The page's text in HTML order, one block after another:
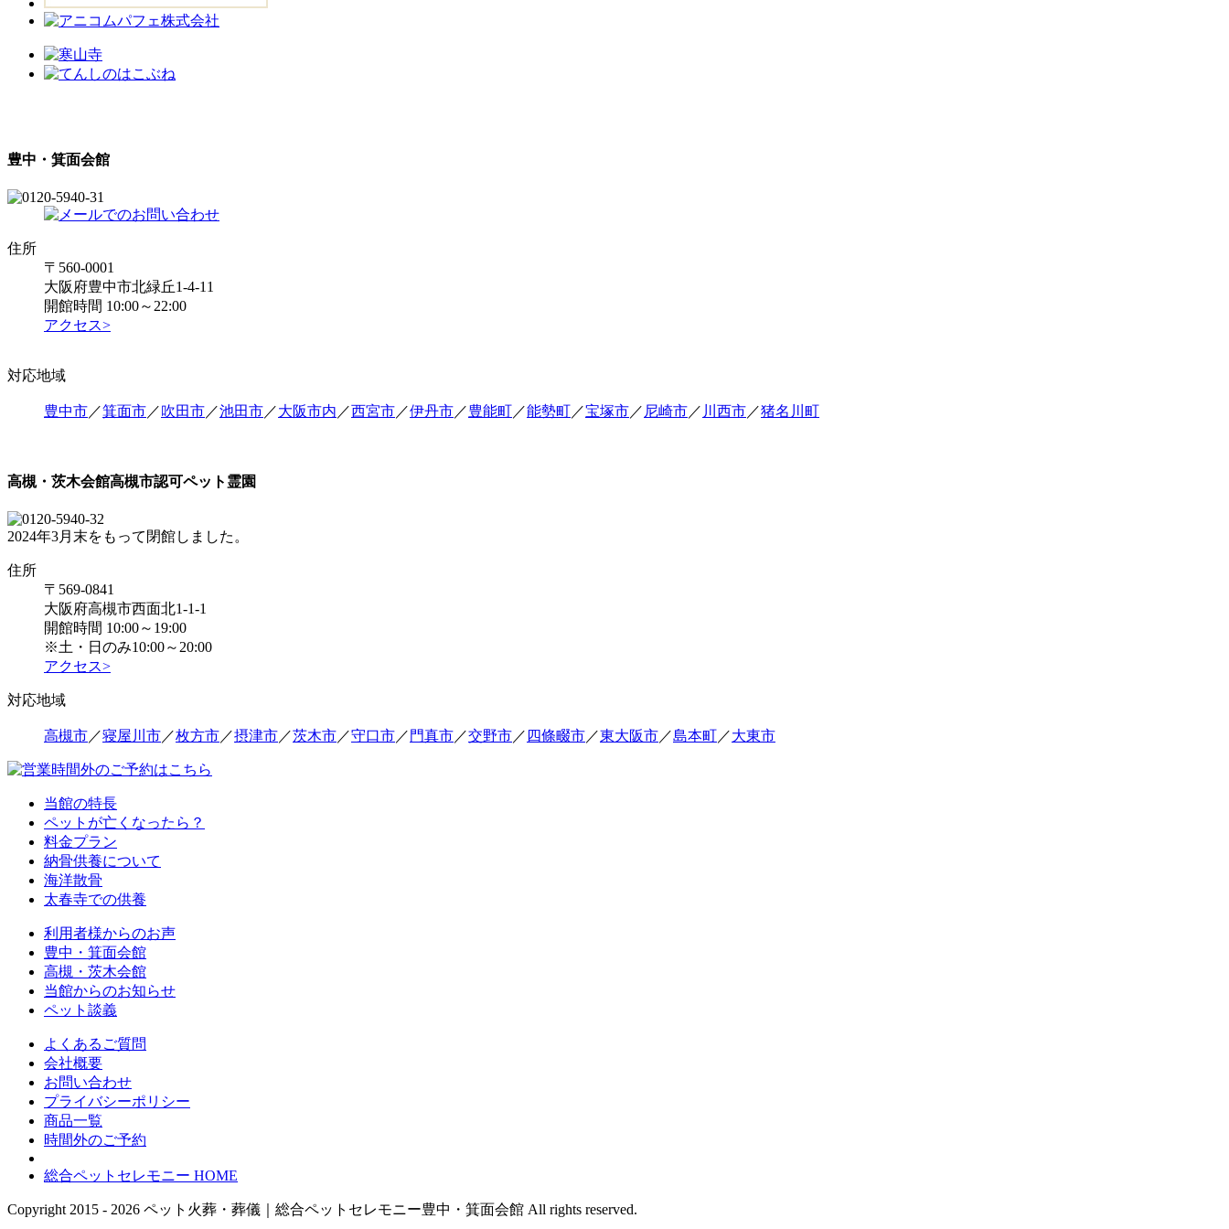
豊中・箕面会館
住所
〒560-0001
大阪府豊中市北緑丘1-4-11
開館時間 10:00～22:00
アクセス>
対応地域
豊中市／箕面市／吹田市／池田市／大阪市内 ／西宮市／伊丹市／豊能町／能勢町／宝塚市／ 尼崎市／ 川西市／猪名川町
高槻・茨木会館高槻市認可ペット霊園
2024年3月末をもって閉館しました。
住所
〒569-0841
大阪府高槻市西面北1-1-1
開館時間 10:00～19:00
※土・日のみ10:00～20:00
アクセス>
対応地域
高槻市／寝屋川市／枚方市／摂津市／茨木市／守口市／ 門真市／交野市／ 四條畷市／東大阪市／島本町／大東市
当館の特長
ペットが亡くなったら？
料金プラン
納骨供養について
海洋散骨
太春寺での供養
利用者様からのお声
豊中・箕面会館
高槻・茨木会館
当館からのお知らせ
ペット談義
よくあるご質問
会社概要
お問い合わせ
プライバシーポリシー
商品一覧
時間外のご予約
総合ペットセレモニー HOME
Copyright 2015 - 2026 ペット火葬・葬儀｜総合ペットセレモニー豊中・箕面会館 All rights reserved.